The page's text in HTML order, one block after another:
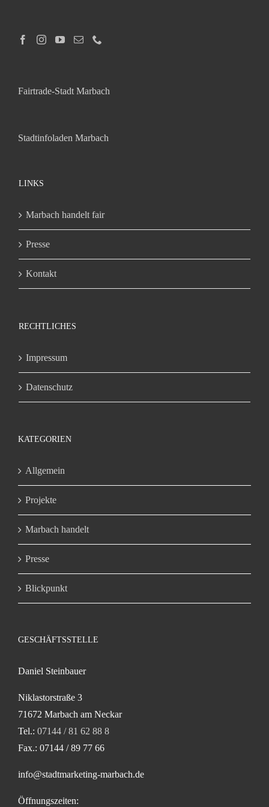
Fairtrade-Stadt Marbach
Stadtinfoladen Marbach
LINKS
Marbach handelt fair
Presse
Kontakt
RECHTLICHES
Impressum
Datenschutz
KATEGORIEN
Allgemein
Projekte
Marbach handelt
Presse
Blickpunkt
GESCHÄFTSSTELLE
Daniel Steinbauer
Niklastorstraße 3
71672 Marbach am Neckar
Tel.: 07144 / 81 62 88 8
Fax.: 07144 / 89 77 66
info@stadtmarketing-marbach.de
Öffnungszeiten: